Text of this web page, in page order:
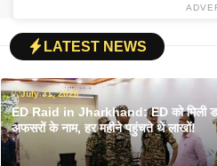
LATEST NEWS
July 31, 2026
ED Raid in Jharkhand: ED को मिली
अफसरों के नाम, हर महीने पहुंचते थे लाखों!